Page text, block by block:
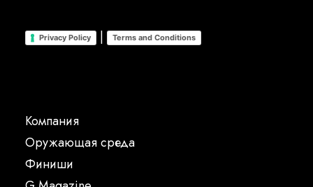
Privacy Policy | Terms and Conditions
Компания
Oружающая среда
Финиши